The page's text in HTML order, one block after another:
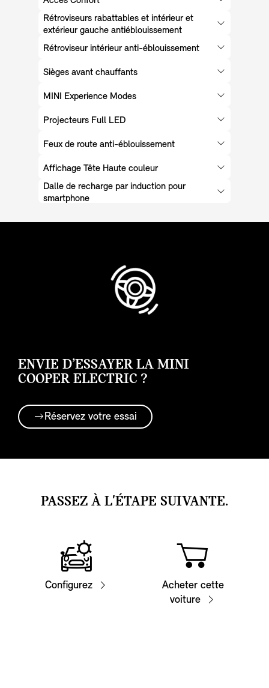
Rétroviseurs rabattables et intérieur et
extérieur gauche antiéblouissement
Rétroviseur intérieur anti-éblouissement
Sièges avant chauffants
MINI Experience Modes
Projecteurs Full LED
Feux de route anti-éblouissement
Affichage Tête Haute couleur
Dalle de recharge par induction pour
smartphone
ENVIE D’ESSAYER LA MINI
COOPER ELECTRIC ?
Réservez votre essai
PASSEZ À L'ÉTAPE SUIVANTE.
Configurez
Acheter cette
voiture